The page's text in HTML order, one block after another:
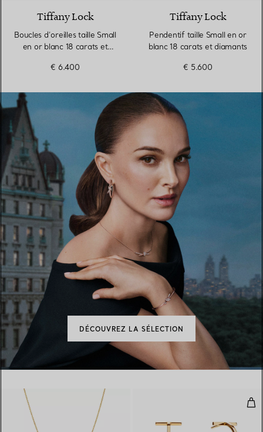
Tiffany Lock
Boucles d’oreilles taille Small
en or blanc 18 carats et
€ 6.400
Tiffany Lock
Pendentif taille Small en or
blanc 18 carats et diamants
€ 5.600
DÉCOUVREZ LA SÉLECTION